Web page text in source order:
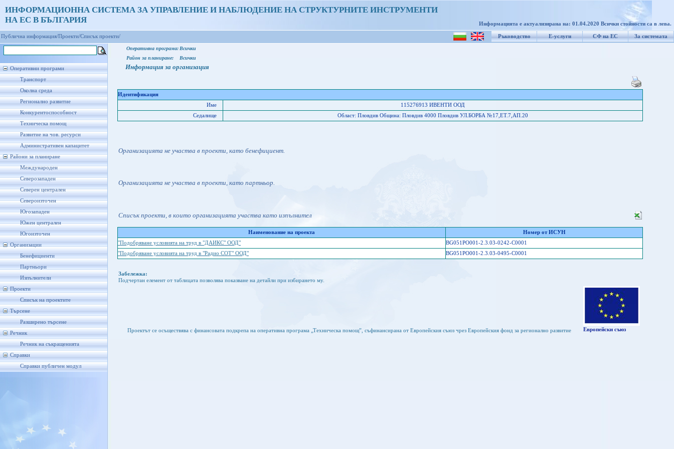
ИНФОРМАЦИОННА СИСТЕМА ЗА УПРАВЛЕНИЕ И НАБЛЮДЕНИЕ НА СТРУКТУРНИТЕ ИНСТРУМЕНТИ
НА ЕС В БЪЛГАРИЯ
Информацията е актуализирана на: 01.04.2020 Всички стойности са в лева.
Ръководство Е-услуги СФ на ЕС За системата
Публична информация/Проекти/Списък проекти/
Оперативни програми
Транспорт
Околна среда
Регионално развитие
Конкурентоспособност
Техническа помощ
Развитие на чов. ресурси
Административен капацитет
Райони за планиране
Международен
Северозападен
Северен централен
Североизточен
Югозападен
Южен централен
Югоизточен
Организации
Бенефициенти
Партньори
Изпълнители
Проекти
Списък на проектите
Търсене
Разширено търсене
Речник
Речник на съкращенията
Справки
Справки публичен модул
Оперативна програма: Всички
Район за планиране:
Всички
Информация за организация
Идентификация
Име
115276913 ИВЕНТИ ООД
Седалище
Област: Пловдив Oбщина: Пловдив 4000 Пловдив УЛ.БОРБА №17,ЕТ.7,АП.20
Организацията не участва в проекти, като бенефициент.
Организацията не участва в проекти, като партньор.
Списък проекти, в които организацията участва като изпълнител
Наименование на проекта
Номер от ИСУН
"Подобряване условията на труд в "ДАИКС" ООД"
BG051PO001-2.3.03-0242-C0001
"Подобряване условията на труд в "Радио СОТ" ООД"
BG051PO001-2.3.03-0495-C0001
Забележка:
Подчертан елемент от таблицата позволява показване на детайли при избирането му.
Проектът се осъществява с финансовата подкрепа на оперативна програма „Техническа помощ”, съфинансирана от Европейския съюз чрез Европейския фонд за регионално развитие Европейски съюз